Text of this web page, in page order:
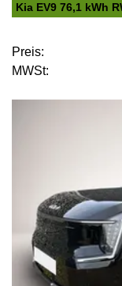
Kia EV9 76,1 kWh
Preis:
MWSt: